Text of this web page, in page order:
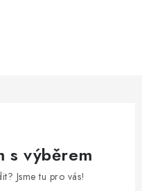
s výběrem
Jsme tu pro vás!